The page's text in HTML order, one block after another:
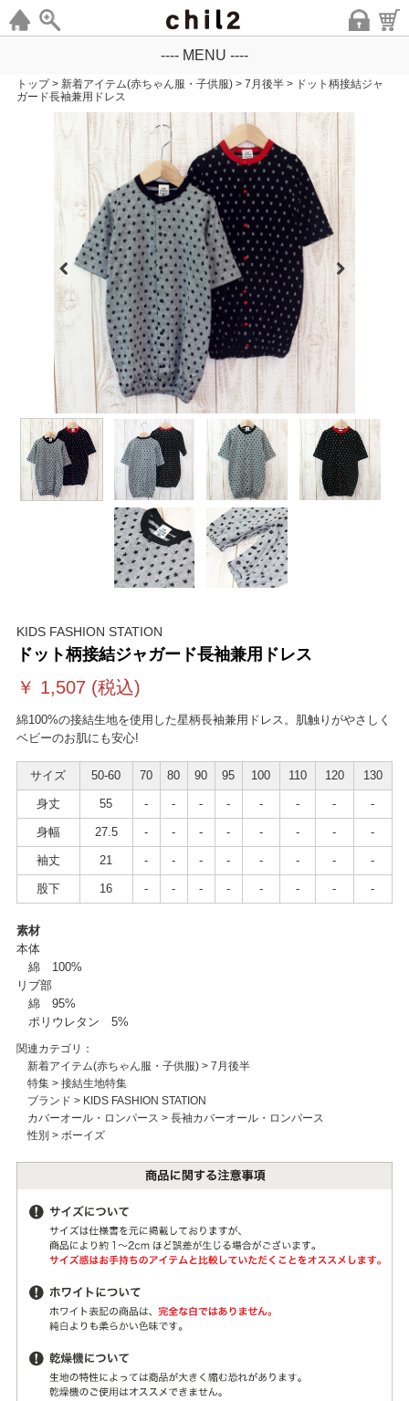
---- MENU ----
トップ > 新着アイテム(赤ちゃん服・子供服) > 7月後半 > ドット柄接結ジャ
ガード長袖兼用ドレス
KIDS FASHION STATION
ドット柄接結ジャガード長袖兼用ドレス
￥ 1,507(税込)
綿100%の接結生地を使用した星柄長袖兼用ドレス。肌触りがやさしく
ベビーのお肌にも安心!
サイズ 50-60 70 80 90 95 100 110 120 130
身丈 55 - - - - - - - -
身幅 27.5 - - - - - - - -
袖丈 21 - - - - - - - -
股下 16 - - - - - - - -
素材
本体
綿 100%
リブ部
綿 95%
ポリウレタン 5%
関連カテゴリ：
新着アイテム(赤ちゃん服・子供服)> 7月後半
特集> 接結生地特集
ブランド > KIDS FASHION STATION
カバーオール・ロンパース > 長袖カバーオール・ロンパース
性別 > ボーイズ